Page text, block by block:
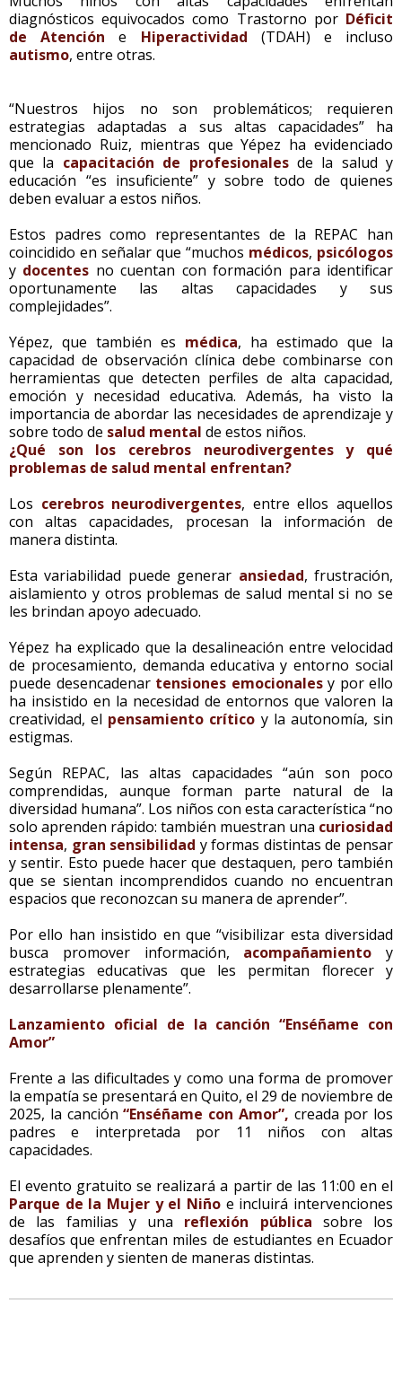
diagnósticos equivocados como Trastorno por Déficit
de Atención e Hiperactividad (TDAH) e incluso
autismo, entre otras.
“Nuestros hijos no son problemáticos; requieren
estrategias adaptadas a sus altas capacidades” ha
mencionado Ruiz, mientras que Yépez ha evidenciado
que la capacitación de profesionalesde la salud y
educación “es insuficiente” y sobre todo de quienes
deben evaluar a estos niños.
Estos padres como representantes de la REPAC han
coincidido en señalar que “muchos médicos, psicólogos
y docentes no cuentan con formación para identificar
oportunamente las altas capacidades y sus
complejidades”.
Yépez, que también es médica, ha estimado que la
capacidad de observación clínica debe combinarse con
herramientas que detecten perfiles de alta capacidad,
emoción y necesidad educativa. Además, ha visto la
importancia de abordar las necesidades de aprendizaje y
sobre todo de salud mental de estos niños.
¿Qué son los cerebros neurodivergentes y qué
problemas de salud mental enfrentan?
Los cerebros neurodivergentes, entre ellos aquellos
con altas capacidades, procesan la información de
manera distinta.
Esta variabilidad puede generar ansiedad, frustración,
aislamiento y otros problemas de salud mental si no se
les brindan apoyo adecuado.
Yépez ha explicado que la desalineación entre velocidad
de procesamiento, demanda educativa y entorno social
puede desencadenar tensiones emocionalesy por ello
ha insistido en la necesidad de entornos que valoren la
creatividad, el pensamiento crítico y la autonomía, sin
estigmas.
Según REPAC, las altas capacidades “aún son poco
comprendidas, aunque forman parte natural de la
diversidad humana”. Los niños con esta característica “no
solo aprenden rápido: también muestran una curiosidad
intensa, gran sensibilidad y formas distintas de pensar
y sentir. Esto puede hacer que destaquen, pero también
que se sientan incomprendidos cuando no encuentran
espacios que reconozcan su manera de aprender”.
Por ello han insistido en que “visibilizar esta diversidad
busca promover información, acompañamiento y
estrategias educativas que les permitan florecer y
desarrollarse plenamente”.
Lanzamiento oficial de la canción “Enséñame con
Amor”
Frente a las dificultades y como una forma de promover
la empatía se presentará en Quito, el 29 de noviembre de
2025, la canción“Enséñame con Amor”, creada por los
padres e interpretada por 11 niños con altas
capacidades.
El evento gratuito se realizará a partir de las 11:00 en el
Parque de la Mujer y el Niño e incluirá intervenciones
de las familias y una reflexión pública sobre los
desafíos que enfrentan miles de estudiantes en Ecuador
que aprenden y sienten de maneras distintas.